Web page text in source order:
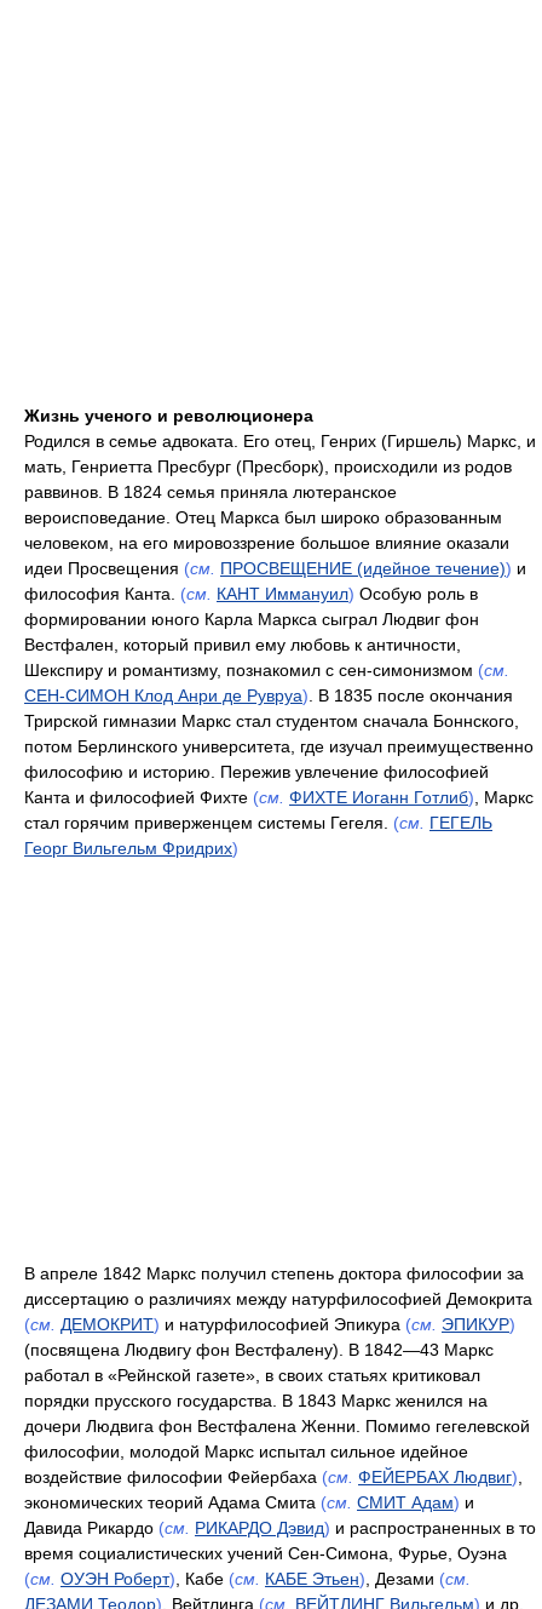
Жизнь ученого и революционера
Родился в семье адвоката. Его отец, Генрих (Гиршель) Маркс, и
мать, Генриетта Пресбург (Пресборк), происходили из родов
раввинов. В 1824 семья приняла лютеранское
вероисповедание. Отец Маркса был широко образованным
человеком, на его мировоззрение большое влияние оказали
идеи Просвещения (см. ПРОСВЕЩЕНИЕ (идейное течение)) и
философия Канта. (см. КАНТ Иммануил) Особую роль в
формировании юного Карла Маркса сыграл Людвиг фон
Вестфален, который привил ему любовь к античности,
Шекспиру и романтизму, познакомил с сен-симонизмом (см.
СЕН-СИМОН Клод Анри де Рувруа) . В 1835 после окончания
Трирской гимназии Маркс стал студентом сначала Боннского,
потом Берлинского университета, где изучал преимущественно
философию и историю. Пережив увлечение философией
Канта и философией Фихте (см. ФИХТЕ Иоганн Готлиб) , Маркс
стал горячим приверженцем системы Гегеля. (см. ГЕГЕЛЬ
Георг Вильгельм Фридрих)
В апреле 1842 Маркс получил степень доктора философии за
диссертацию о различиях между натурфилософией Демокрита
(см. ДЕМОКРИТ) и натурфилософией Эпикура (см. ЭПИКУР)
(посвящена Людвигу фон Вестфалену). В 1842—43 Маркс
работал в «Рейнской газете», в своих статьях критиковал
порядки прусского государства. В 1843 Маркс женился на
дочери Людвига фон Вестфалена Женни. Помимо гегелевской
философии, молодой Маркс испытал сильное идейное
воздействие философии Фейербаха (см. ФЕЙЕРБАХ Людвиг)
экономических теорий Адама Смита (см. СМИТ Адам) и
Давида Рикардо (см. РИКАРДО Дэвид) и распространенных в то
время социалистических учений Сен-Симона, Фурье, Оуэна
(см. ОУЭН Роберт) , Кабе (см. КАБЕ Этьен) , Дезами (см.
ДЕЗАМИ Теодор) , Вейтлинга (см. ВЕЙТЛИНГ Вильгельм) и др.